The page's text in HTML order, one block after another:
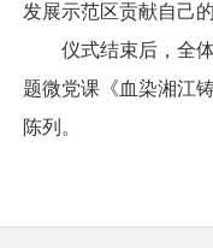
发展示范区贡献自己的
仪式结束后，全体
题微党课《血染湘江
陈列。